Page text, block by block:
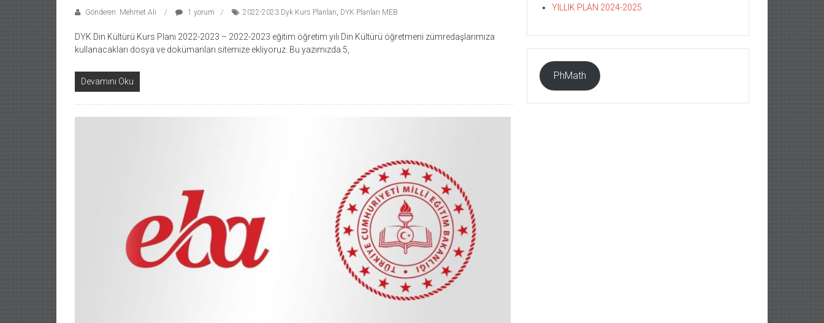
Gönderen: Mehmet Ali 1 yorum 2022-2023 Dyk Kurs Planları DYK Planları MEB
DYK Din Kültürü Kurs Planı 2022-2023 – 2022-2023 eğitim öğretim yılı Din Kültürü öğretmeni zümredaşlarımıza
kullanacakları dosya ve dokümanları sitemize ekliyoruz. Bu yazımızda 5,
Devamını Oku
YILLIK PLAN 2024-2025
PhMath